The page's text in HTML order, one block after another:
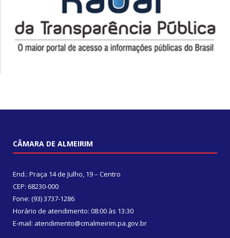
CÂMARA DE ALMEIRIM
End.: Praça 14 de Julho, 19 – Centro
CEP: 68230-000
Fone: (93) 3737-1286
Horário de atendimento: 08:00 às 13:30
E-mail: atendimento@cmalmeirim.pa.gov.br